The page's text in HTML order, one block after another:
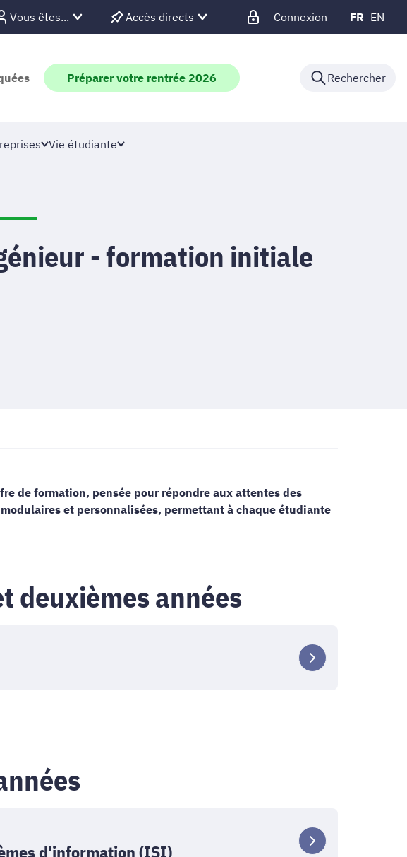
Vous êtes... Accès directs Connexion FR EN
Préparer votre rentrée 2026 Rechercher
Vie étudiante
- formation initiale
de formation, pensée pour répondre aux attentes des
et personnalisées, permettant à chaque étudiante
deuxièmes années
d'information (ISI)